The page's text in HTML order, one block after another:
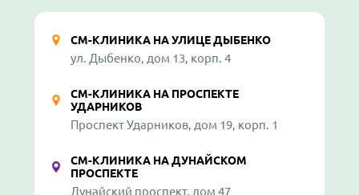
СМ-КЛИНИКА НА УЛИЦЕ ДЫБЕНКО
ул. Дыбенко, дом 13, корп. 4
СМ-КЛИНИКА НА ПРОСПЕКТЕ
УДАРНИКОВ
Проспект Ударников, дом 19, корп. 1
СМ-КЛИНИКА НА ДУНАЙСКОМ
ПРОСПЕКТЕ
Дунайский проспект, дом 47